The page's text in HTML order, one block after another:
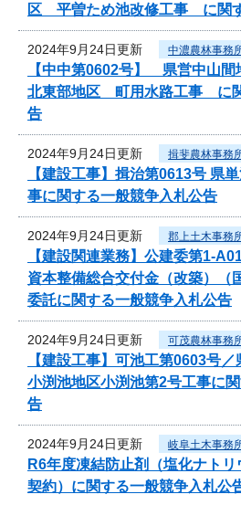
区 平曽ため池改修工事 に関
2024年9月24日更新 中濃農林事務
【中中第0602号】 県営中山
北東部地区 町用水路工事 に
告
2024年9月24日更新 揖斐農林事務
【建設工事】揖治第0613号 県
事に関する一般競争入札公告
2024年9月24日更新 郡上土木事務
【建設関連業務】公建委第1-
資本整備総合交付金（改築）
委託に関する一般競争入札公告
2024年9月24日更新 可茂農林事務
【建設工事】可池工第0603号
小渕池地区小渕池第2号工事に
告
2024年9月24日更新 岐阜土木事務
R6年度凍結防止剤（塩化ナト
契約）に関する一般競争入札公